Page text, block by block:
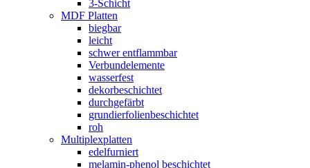
3-Schicht
MDF Platten
biegbar
leicht
schwer entflammbar
Verbundelemente
wasserfest
dekorbeschichtet
durchgefärbt
grundierfolienbeschichtet
roh
Multiplexplatten
edelfurniert
melamin-phenol beschichtet